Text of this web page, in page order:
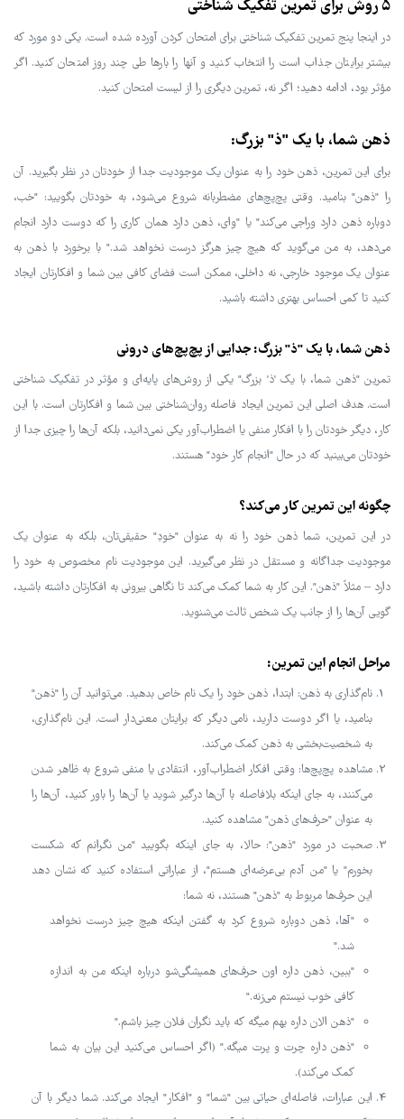
۵ روش برای تمرین تفکیک شناختی
در اینجا پنج تمرین تفکیک شناختی برای امتحان کردن آورده شده است. یکی دو مورد که
بیشتر برایتان جذاب است را انتخاب کنید و آنها را بارها طی چند روز امتحان کنید. اگر
مؤثر بود، ادامه دهید؛ اگر نه، تمرین دیگری را از لیست امتحان کنید.
ذهن شما، با یک "ذ" بزرگ:
برای این تمرین، ذهن خود را به عنوان یک موجودیت جدا از خودتان در نظر بگیرید. آن
را "ذهن" بنامید. وقتی پچ‌پچ‌های مضطربانه شروع می‌شود، به خودتان بگویید: "خب،
دوباره ذهن دارد وراجی می‌کند" یا "وای، ذهن دارد همان کاری را که دوست دارد انجام
می‌دهد، به من می‌گوید که هیچ چیز هرگز درست نخواهد شد." با برخورد با ذهن به
عنوان یک موجود خارجی، نه داخلی، ممکن است فضای کافی بین شما و افکارتان ایجاد
کنید تا کمی احساس بهتری داشته باشید.
ذهن شما، با یک "ذ" بزرگ: جدایی از پچ‌پچ‌های درونی
تمرین "ذهن شما، با یک 'ذ' بزرگ" یکی از روش‌های پایه‌ای و مؤثر در تفکیک شناختی
است. هدف اصلی این تمرین ایجاد فاصله روان‌شناختی بین شما و افکارتان است. با این
کار، دیگر خودتان را با افکار منفی یا اضطراب‌آور یکی نمی‌دانید، بلکه آن‌ها را چیزی جدا از
خودتان می‌بینید که در حال "انجام کار خود" هستند.
چگونه این تمرین کار می‌کند؟
در این تمرین، شما ذهن خود را نه به عنوان "خودِ" حقیقی‌تان، بلکه به عنوان یک
موجودیت جداگانه و مستقل در نظر می‌گیرید. این موجودیت نام مخصوص به خود را
دارد – مثلاً "ذهن". این کار به شما کمک می‌کند تا نگاهی بیرونی به افکارتان داشته باشید،
گویی آن‌ها را از جانب یک شخص ثالث می‌شنوید.
مراحل انجام این تمرین:
نام‌گذاری به ذهن: ابتدا، ذهن خود را یک نام خاص بدهید. می‌توانید آن را "ذهن"
بنامید، یا اگر دوست دارید، نامی دیگر که برایتان معنی‌دار است. این نام‌گذاری،
به شخصیت‌بخشی به ذهن کمک می‌کند.
مشاهده پچ‌پچ‌ها: وقتی افکار اضطراب‌آور، انتقادی یا منفی شروع به ظاهر شدن
می‌کنند، به جای اینکه بلافاصله با آن‌ها درگیر شوید یا آن‌ها را باور کنید، آن‌ها را
به عنوان "حرف‌های ذهن" مشاهده کنید.
صحبت در مورد "ذهن": حالا، به جای اینکه بگویید "من نگرانم که شکست
بخورم" یا "من آدم بی‌عرضه‌ای هستم"، از عباراتی استفاده کنید که نشان دهد
این حرف‌ها مربوط به "ذهن" هستند، نه شما:
"آها، ذهن دوباره شروع کرد به گفتن اینکه هیچ چیز درست نخواهد
شد."
"ببین، ذهن داره اون حرف‌های همیشگی‌شو درباره اینکه من به اندازه
کافی خوب نیستم می‌زنه."
"ذهن الان داره بهم میگه که باید نگران فلان چیز باشم."
"ذهن داره چرت و پرت میگه." (اگر احساس می‌کنید این بیان به شما
کمک می‌کند).
این عبارات، فاصله‌ای حیاتی بین "شما" و "افکار" ایجاد می‌کند. شما دیگر با آن